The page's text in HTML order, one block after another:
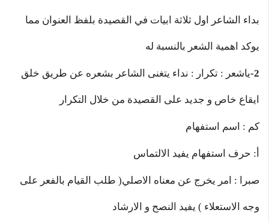
بداء الشاعر اول ثلاثة ابيات في القصيدة بلفظ العنوان مما
يوكد اهمية الشعر بالنسبة له
2- ياشعر : تكرار : نداء يتغنى الشاعر بشعره عن طريق خلق
ايقاع خاص و جديد على القصيدة من خلال التكرار
كم : اسم استفهام
أ: حرف استفهام يفيد الالتماس
صبرا : امر يخرج عن معناه الاصلي( طلب القيام بالفعر على
وجه الاستعلاء ) يفيد النصح و الارشاد